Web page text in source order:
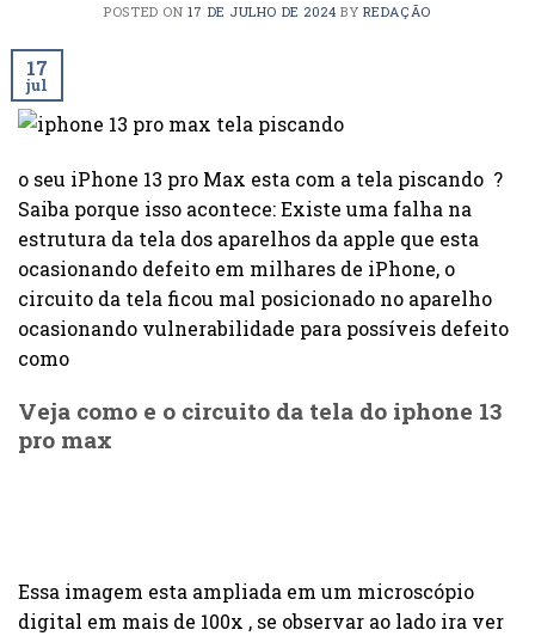
POSTED ON 17 DE JULHO DE 2024 BY REDAÇÃO
17
jul
o seu iPhone 13 pro Max esta com a tela piscando ?
Saiba porque isso acontece: Existe uma falha na
estrutura da tela dos aparelhos da apple que esta
ocasionando defeito em milhares de iPhone, o
circuito da tela ficou mal posicionado no aparelho
ocasionando vulnerabilidade para possíveis defeito
como
Veja como e o circuito da tela do iphone 13
pro max
Essa imagem esta ampliada em um microscópio
digital em mais de 100x , se observar ao lado ira ver